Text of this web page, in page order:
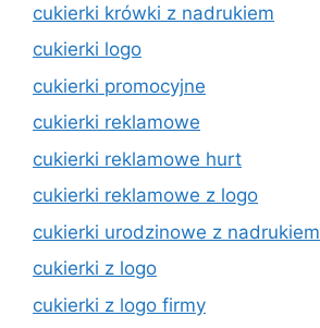
cukierki krówki z nadrukiem
cukierki logo
cukierki promocyjne
cukierki reklamowe
cukierki reklamowe hurt
cukierki reklamowe z logo
cukierki urodzinowe z nadrukiem
cukierki z logo
cukierki z logo firmy